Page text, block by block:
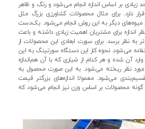
بر اساس اندازه انجام می‌شود و رنگ و ظاهر
دارد. برای مثال محصولات کشاورزی بزرگ مثل
میوه‌های دیگر به این روش انجام می‌شود. یک‌دست
اندازه برای مشتریان اهمیت زیادی داشته و باعث
نظر برسد. برای سورت ابعادی این محصولات از
می‌شود. نحوه کار این دستگاه سورتینگ به این
آن شده و هر کدام از شیاری که با آن هم‌اندازه
مورد نظر ریخته می‌شود. به این صورت محصول به
می‌شود. معمولا اندازه‌های بزرگتر قیمت
گونه محصولات بر اساس وزن نیز انجام می‌شود که